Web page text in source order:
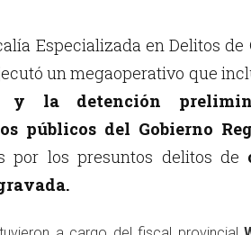
Especializada en Delitos
un megaoperativo que
y la detención
públicos del Gobierno
por los presuntos delitos de